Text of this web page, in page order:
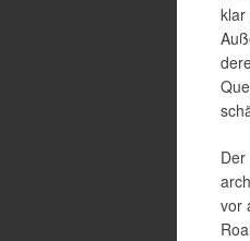
klar
vor